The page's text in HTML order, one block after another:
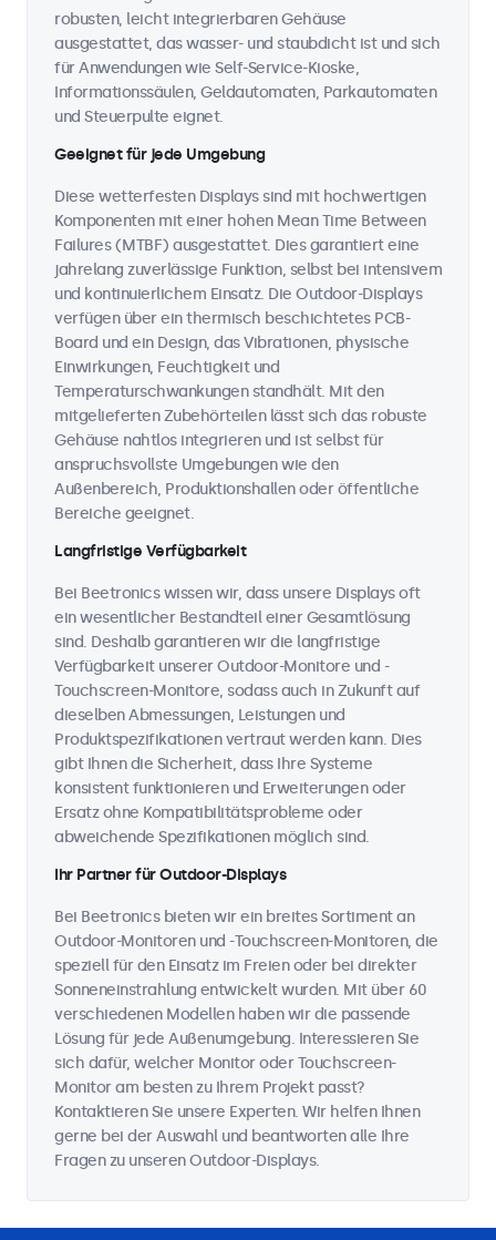
robusten, leicht integrierbaren Gehäuse
ausgestattet, das wasser- und staubdicht ist und sich
für Anwendungen wie Self-Service-Kioske,
Informationssäulen, Geldautomaten, Parkautomaten
und Steuerpulte eignet.
Geeignet für jede Umgebung
Diese wetterfesten Displays sind mit hochwertigen
Komponenten mit einer hohen Mean Time Between
Failures (MTBF) ausgestattet. Dies garantiert eine
jahrelang zuverlässige Funktion, selbst bei intensivem
und kontinuierlichem Einsatz. Die Outdoor-Displays
verfügen über ein thermisch beschichtetes PCB-
Board und ein Design, das Vibrationen, physische
Einwirkungen, Feuchtigkeit und
Temperaturschwankungen standhält. Mit den
mitgelieferten Zubehörteilen lässt sich das robuste
Gehäuse nahtlos integrieren und ist selbst für
anspruchsvollste Umgebungen wie den
Außenbereich, Produktionshallen oder öffentliche
Bereiche geeignet.
Langfristige Verfügbarkeit
Bei Beetronics wissen wir, dass unsere Displays oft
ein wesentlicher Bestandteil einer Gesamtlösung
sind. Deshalb garantieren wir die langfristige
Verfügbarkeit unserer Outdoor-Monitore und -
Touchscreen-Monitore, sodass auch in Zukunft auf
dieselben Abmessungen, Leistungen und
Produktspezifikationen vertraut werden kann. Dies
gibt Ihnen die Sicherheit, dass Ihre Systeme
konsistent funktionieren und Erweiterungen oder
Ersatz ohne Kompatibilitätsprobleme oder
abweichende Spezifikationen möglich sind.
Ihr Partner für Outdoor-Displays
Bei Beetronics bieten wir ein breites Sortiment an
Outdoor-Monitoren und -Touchscreen-Monitoren, die
speziell für den Einsatz im Freien oder bei direkter
Sonneneinstrahlung entwickelt wurden. Mit über 60
verschiedenen Modellen haben wir die passende
Lösung für jede Außenumgebung. Interessieren Sie
sich dafür, welcher Monitor oder Touchscreen-
Monitor am besten zu Ihrem Projekt passt?
Kontaktieren Sie unsere Experten. Wir helfen Ihnen
gerne bei der Auswahl und beantworten alle Ihre
Fragen zu unseren Outdoor-Displays.